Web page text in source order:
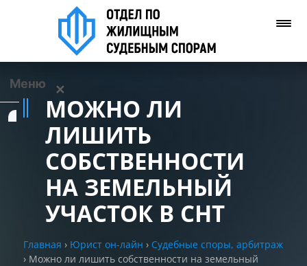
Меню ✕
Задать вопрос
(WhatsApp)
МОЖНО ЛИ
ЛИШИТЬ
СОБСТВЕННОСТИ
НА ЗЕМЕЛЬНЫЙ
УЧАСТОК В СНТ
Главная › Юрист он-лайн › Судебные споры, арбитраж
› Можно ли лишить собственности на земельный